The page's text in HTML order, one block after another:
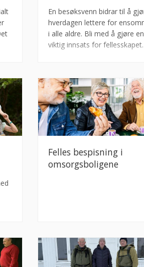
En besøksvenn bidrar til å
hverdagen lettere for
i alle aldre. Bli med å gjøre en
viktig innsats for fellesskapet.
Felles bespisning i
omsorgsboligene